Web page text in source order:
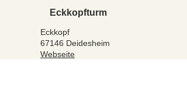
Eckkopfturm
Eckkopf
67146 Deidesheim
Webseite